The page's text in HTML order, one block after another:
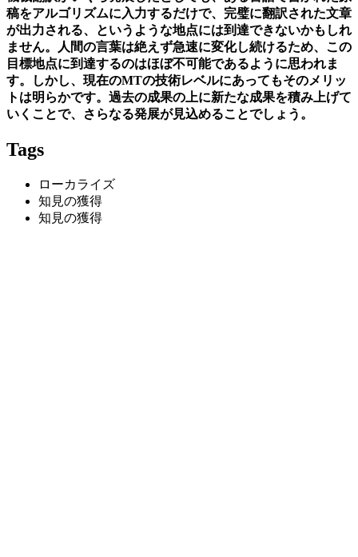
稿をアルゴリズムに入力するだけで、完璧に翻訳された文章
が出力される、というような地点には到達できないかもしれ
ません。人間の言葉は絶えず急速に変化し続けるため、この
目標地点に到達するのはほぼ不可能であるように思われま
す。しかし、現在のMTの技術レベルにあってもそのメリッ
トは明らかです。過去の成果の上に新たな成果を積み上げて
いくことで、さらなる発展が見込めることでしょう。
Tags
ローカライズ
知見の獲得
知見の獲得